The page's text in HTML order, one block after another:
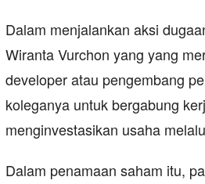
Dalam menjalankan aksi
Wiranta Vurchon yang yang
developer atau pengembang
koleganya untuk bergabung
menginvestasikan usaha
Dalam penamaan saham itu,